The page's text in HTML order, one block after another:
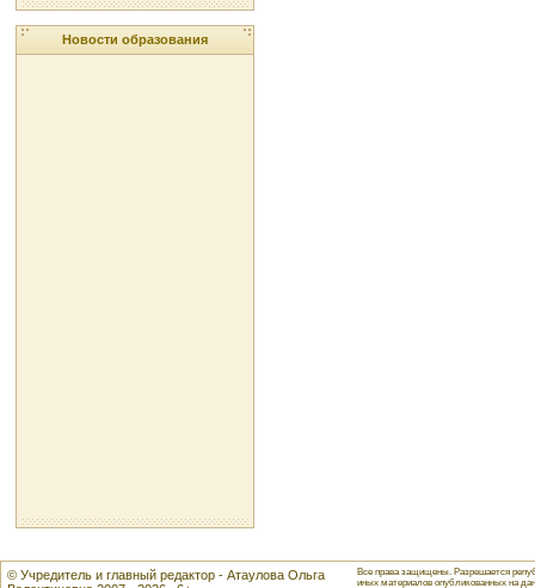
Новости образования
© Учредитель и главный редактор - Атаулова Ольга
Все права защищены. Разрешается
иных материалов опубликованных на